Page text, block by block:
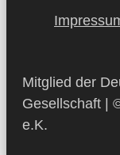
Mitglied der
Gesellschaft |
e.K.